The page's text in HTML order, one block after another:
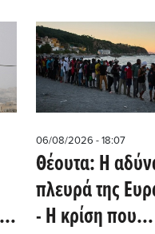
06/08/2026 - 18:07
Θέουτα: Η
πλευρά της
- Η κρίση που